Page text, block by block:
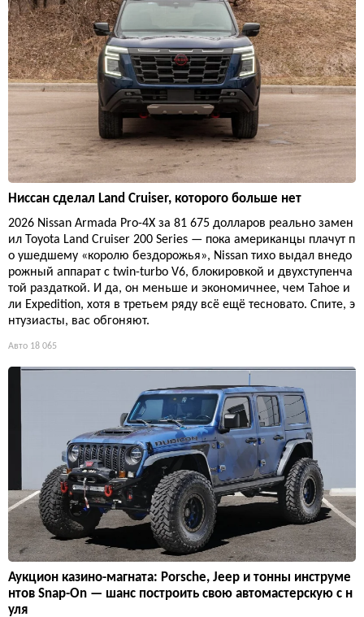
Ниссан сделал Land Cruiser, которого больше нет
2026 Nissan Armada Pro-4X за 81 675 долларов реально замен
ил Toyota Land Cruiser 200 Series — пока американцы плачут п
о ушедшему «королю бездорожья», Nissan тихо выдал внедо
рожный аппарат с twin-turbo V6, блокировкой и двухступенча
той раздаткой. И да, он меньше и экономичнее, чем Tahoe и
ли Expedition, хотя в третьем ряду всё ещё тесновато. Спите, э
нтузиасты, вас обгоняют.
Авто 18 065
Аукцион казино-магната: Porsche, Jeep и тонны инструме
нтов Snap-On — шанс построить свою автомастерскую с н
уля